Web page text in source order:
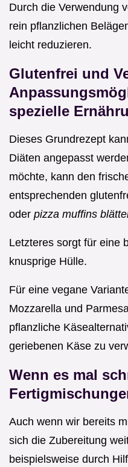
Durch die Verwendung
rein pflanzlichen
leicht reduzieren.
Glutenfrei und
spezielle
Dieses Grundrezept
Diäten angepasst
möchte, kann den
entsprechenden
oder pizza muffins
Letzteres sorgt für eine
knusprige Hülle.
Für eine vegane
Mozzarella und
pflanzliche
geriebenen Käse zu
Wenn es mal
Auch wenn wir bereits
sich die Zubereitung
beispielsweise durch